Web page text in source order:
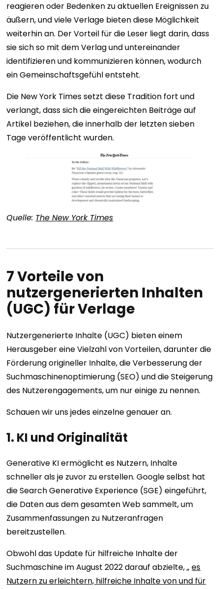
reagieren oder Bedenken zu aktuellen Ereignissen zu
äußern, und viele Verlage bieten diese Möglichkeit
weiterhin an. Der Vorteil für die Leser liegt darin, dass
sie sich so mit dem Verlag und untereinander
identifizieren und kommunizieren können, wodurch
ein Gemeinschaftsgefühl entsteht.
Die New York Times setzt diese Tradition fort und
verlangt, dass sich die eingereichten Beiträge auf
Artikel beziehen, die innerhalb der letzten sieben
Tage veröffentlicht wurden.
Quelle: The New York Times
7 Vorteile von
nutzergenerierten Inhalten
(UGC) für Verlage
Nutzergenerierte Inhalte (UGC) bieten einem
Herausgeber eine Vielzahl von Vorteilen, darunter die
Förderung origineller Inhalte, die Verbesserung der
Suchmaschinenoptimierung (SEO) und die Steigerung
des Nutzerengagements, um nur einige zu nennen.
Schauen wir uns jedes einzelne genauer an.
1. KI und Originalität
Generative KI ermöglicht es Nutzern, Inhalte
schneller als je zuvor zu erstellen. Google selbst hat
die Search Generative Experience (SGE) eingeführt,
die Daten aus dem gesamten Web sammelt, um
Zusammenfassungen zu Nutzeranfragen
bereitzustellen.
Obwohl das Update für hilfreiche Inhalte der
Suchmaschine im August 2022 darauf abzielte, „es
Nutzern zu erleichtern, hilfreiche Inhalte von und für